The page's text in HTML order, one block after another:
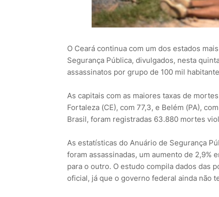
O Ceará continua com um dos estados
Segurança Pública, divulgados, nesta
assassinatos por grupo de 100 mil
As capitais com as maiores taxas de
Fortaleza (CE), com 77,3, e Belém (PA),
Brasil, foram registradas 63.880 mortes
As estatísticas do Anuário de Segurança
foram assassinadas, um aumento de 2,9%
para o outro. O estudo compila dados das
oficial, já que o governo federal ainda não